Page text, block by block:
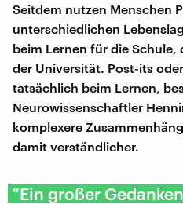
Seitdem nutzen Menschen
unterschiedlichen
beim Lernen für die Schule,
der Universität. Post-its
tatsächlich beim Lernen,
Neurowissenschaftler
komplexere
damit verständlicher.
"Ein großer